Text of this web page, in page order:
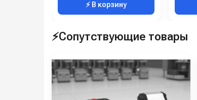
⚡ В корзину
⚡Сопутствующие товары